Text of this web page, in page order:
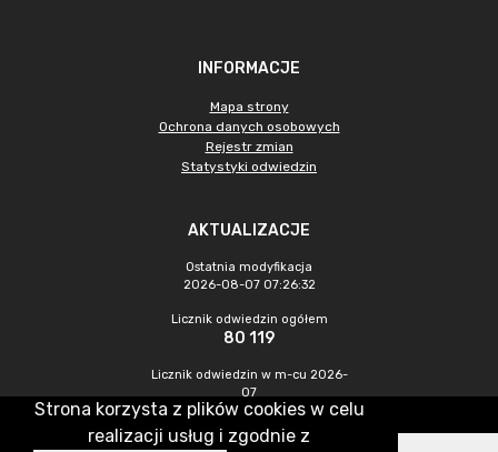
INFORMACJE
Mapa strony
Ochrona danych osobowych
Rejestr zmian
Statystyki odwiedzin
AKTUALIZACJE
Ostatnia modyfikacja
2026-08-07 07:26:32
Licznik odwiedzin ogółem
80 119
Licznik odwiedzin w m-cu 2026-
07
237
Strona korzysta z plików cookies w celu
realizacji usług i zgodnie z